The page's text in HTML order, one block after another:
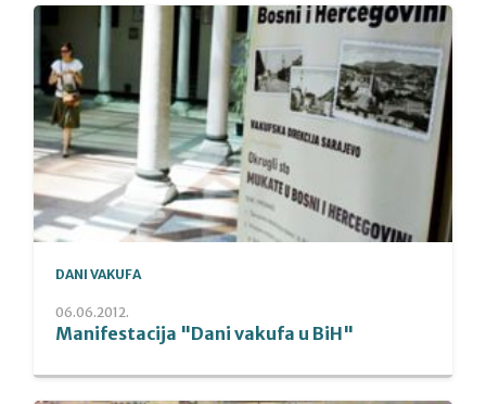
DANI VAKUFA
06.06.2012.
Manifestacija "Dani vakufa u BiH"